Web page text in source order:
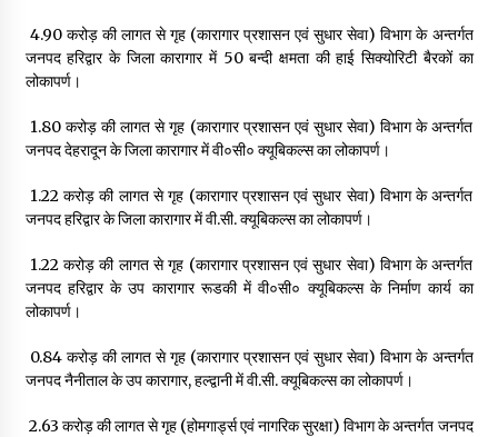
₹ 4.90 करोड़ की लागत से गृह (कारागार प्रशासन एवं सुधार सेवा) विभाग के अन्तर्गत
जनपद हरिद्वार के जिला कारागार में 50 बन्दी क्षमता की हाई सिक्योरिटी बैरकों का
लोकापर्ण।
₹ 1.80 करोड़ की लागत से गृह (कारागार प्रशासन एवं सुधार सेवा) विभाग के अन्तर्गत
जनपद देहरादून के जिला कारागार में वी०सी० क्यूबिकल्स का लोकापर्ण।
₹ 1.22 करोड़ की लागत से गृह (कारागार प्रशासन एवं सुधार सेवा) विभाग के अन्तर्गत
जनपद हरिद्वार के जिला कारागार में वी.सी. क्यूबिकल्स का लोकापर्ण।
₹ 1.22 करोड़ की लागत से गृह (कारागार प्रशासन एवं सुधार सेवा) विभाग के अन्तर्गत
जनपद हरिद्वार के उप कारागार रूडकी में वी०सी० क्यूबिकल्स के निर्माण कार्य का
लोकापर्ण।
₹ 0.84 करोड़ की लागत से गृह (कारागार प्रशासन एवं सुधार सेवा) विभाग के अन्तर्गत
जनपद नैनीताल के उप कारागार, हल्द्वानी में वी.सी. क्यूबिकल्स का लोकापर्ण।
₹ 2.63 करोड़ की लागत से गृह (होमगार्ड्स एवं नागरिक सुरक्षा) विभाग के अन्तर्गत जनपद